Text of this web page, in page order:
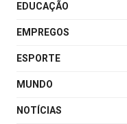
EDUCAÇÃO
EMPREGOS
ESPORTE
MUNDO
NOTÍCIAS